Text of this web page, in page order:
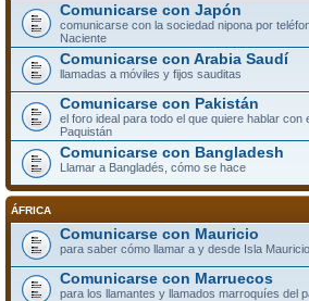
Comunicarse con Japón
comunicarse con la sociedad nipona por
Naciente
Comunicarse con Arabia Saudí
llamadas a móviles y fijos sauditas
Comunicarse con Pakistán
el foro ideal para todo el que quiere hablar con
Paquistán
Comunicarse con Bangladesh
Llamar a Bangladés, cómo se hace
ÁFRICA
Comunicarse con Mauricio
para saber cómo llamar a y desde Isla
Comunicarse con Marruecos
para los llamantes y llamados marroquíes del